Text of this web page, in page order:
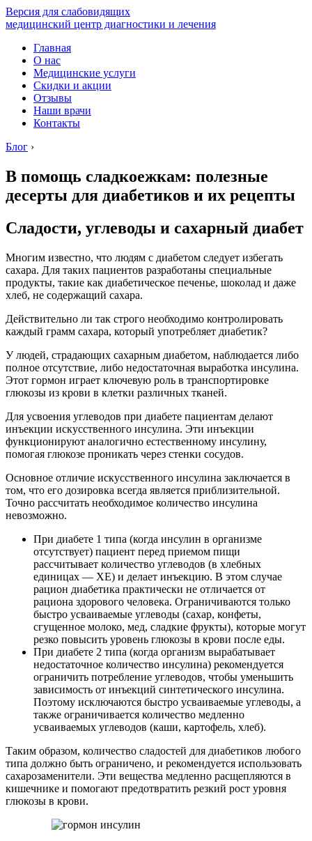
Версия для слабовидящих
медицинский центр диагностики и лечения
Главная
О нас
Медицинские услуги
Скидки и акции
Отзывы
Наши врачи
Контакты
Блог ›
В помощь сладкоежкам: полезные
десерты для диабетиков и их рецепты
Сладости, углеводы и сахарный диабет
Многим известно, что людям с диабетом следует избегать
сахара. Для таких пациентов разработаны специальные
продукты, такие как диабетическое печенье, шоколад и даже
хлеб, не содержащий сахара.
Действительно ли так строго необходимо контролировать
каждый грамм сахара, который употребляет диабетик?
У людей, страдающих сахарным диабетом, наблюдается либо
полное отсутствие, либо недостаточная выработка инсулина.
Этот гормон играет ключевую роль в транспортировке
глюкозы из крови в клетки различных тканей.
Для усвоения углеводов при диабете пациентам делают
инъекции искусственного инсулина. Эти инъекции
функционируют аналогично естественному инсулину,
помогая глюкозе проникать через стенки сосудов.
Основное отличие искусственного инсулина заключается в
том, что его дозировка всегда является приблизительной.
Точно рассчитать необходимое количество инсулина
невозможно.
При диабете 1 типа (когда инсулин в организме
отсутствует) пациент перед приемом пищи
рассчитывает количество углеводов (в хлебных
единицах — ХЕ) и делает инъекцию. В этом случае
рацион диабетика практически не отличается от
рациона здорового человека. Ограничиваются только
быстро усваиваемые углеводы (сахар, конфеты,
сгущенное молоко, мед, сладкие фрукты), которые могут
резко повысить уровень глюкозы в крови после еды.
При диабете 2 типа (когда организм вырабатывает
недостаточное количество инсулина) рекомендуется
ограничить потребление углеводов, чтобы уменьшить
зависимость от инъекций синтетического инсулина.
Поэтому исключаются быстро усваиваемые углеводы, а
также ограничивается количество медленно
усваиваемых углеводов (каши, картофель, хлеб).
Таким образом, количество сладостей для диабетиков любого
типа должно быть ограничено, и рекомендуется использовать
сахарозаменители. Эти вещества медленно расщепляются в
кишечнике и помогают предотвратить резкий рост уровня
глюкозы в крови.